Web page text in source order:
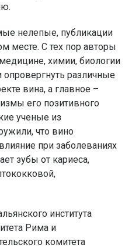
нелепые, публикации
месте. С тех пор авторы
химии, биологии
различные
вина, а главное –
его позитивного
ученые из
что вино
при заболеваниях
зубы от кариеса,
института
Рима и
комитета